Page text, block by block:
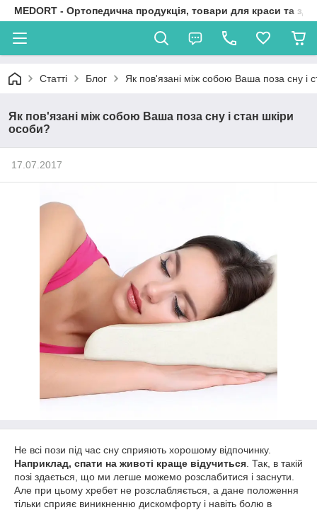
MEDORT - Ортопедична продукція, товари для краси та
Статті Блог Як пов'язані між собою Ваша поза сну і
Як пов'язані між собою Ваша поза сну і стан шкіри
особи?
17.07.2017
Не всі пози під час сну сприяють хорошому відпочинку.
Наприклад, спати на животі краще відучиться . Так, в такій
позі здається, що ми легше можемо розслабитися і заснути.
Але при цьому хребет не розслабляється, а дане положення
тільки сприяє виникненню дискомфорту і навіть болю в